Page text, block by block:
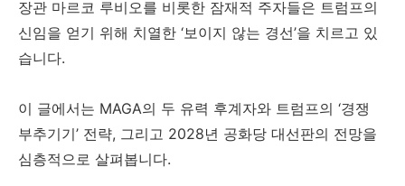
장관 마르코 루비오를 비롯한 잠재적 주자들은 트럼프의
신임을 얻기 위해 치열한 ‘보이지 않는 경선’을 치르고 있
습니다.
이 글에서는 MAGA의 두 유력 후계자와 트럼프의 ‘경쟁
부추기기’ 전략, 그리고 2028년 공화당 대선판의 전망을
심층적으로 살펴봅니다.